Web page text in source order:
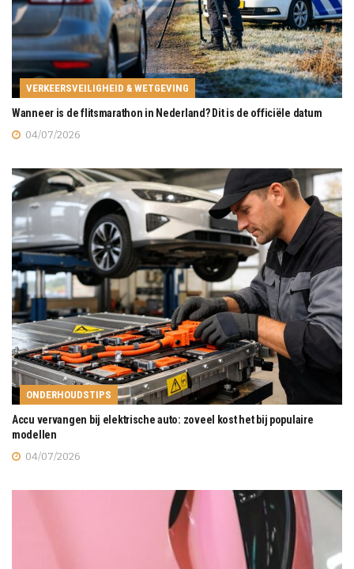
VERKEERSVEILIGHEID & WETGEVING
Wanneer is de flitsmarathon in Nederland? Dit is de officiële datum
04/07/2026
ONDERHOUDSTIPS
Accu vervangen bij elektrische auto: zoveel kost het bij populaire
modellen
04/07/2026